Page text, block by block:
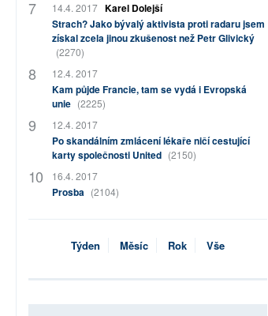
14.4. 2017 Karel Dolejší
Strach? Jako bývalý aktivista proti radaru jsem
získal zcela jinou zkušenost než Petr Glivický
(2270)
12.4. 2017
Kam půjde Francie, tam se vydá i Evropská
unie (2225)
12.4. 2017
Po skandálním zmlácení lékaře ničí cestující
karty společnosti United (2150)
16.4. 2017
Prosba (2104)
Týden Měsíc Rok Vše